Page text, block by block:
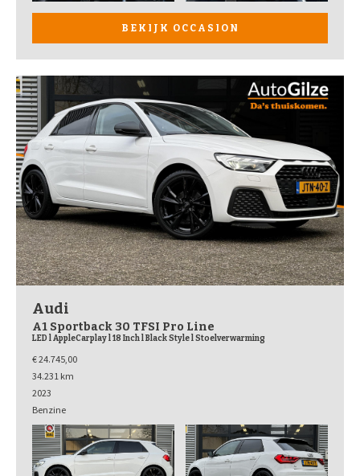
BEKIJK OCCASION
Audi
A1 Sportback 30 TFSI Pro Line
LED l AppleCarplay l 18 Inch l Black Style l Stoelverwarming
€ 24.745,00
34.231 km
2023
Benzine